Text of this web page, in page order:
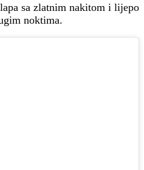
sa zlatnim nakitom i lijepo
noktima.